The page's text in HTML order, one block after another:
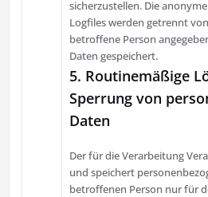
sicherzustellen. Die
Logfiles werden getrennt
betroffene Person
Daten gespeichert.
5. Routinemäßige
Sperrung von
Daten
Der für die Verarbeitung
und speichert
betroffenen Person nur für